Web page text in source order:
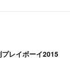
レイボーイ2015